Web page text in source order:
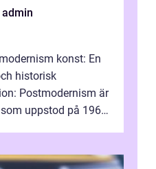
admin
konst: En
historisk
Postmodernism är
uppstod på 1960-